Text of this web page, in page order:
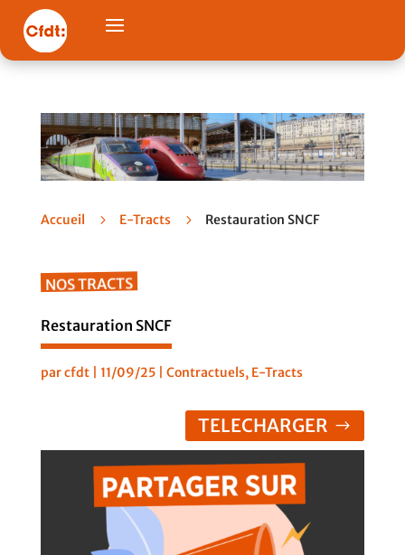
Accueil 5 E-Tracts 5 Restauration SNCF
NOS TRACTS
Restauration SNCF
parcfdt| 11/09/25| Contractuels, E-Tracts
TELECHARGER